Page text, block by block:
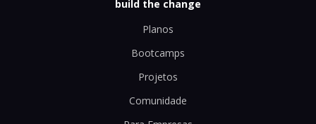
build the change
Planos
Bootcamps
Projetos
Comunidade